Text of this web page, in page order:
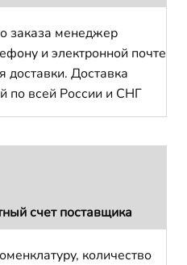
заказа менеджер
и электронной почте
доставки. Доставка
по всей России и СНГ
счет поставщика
количество